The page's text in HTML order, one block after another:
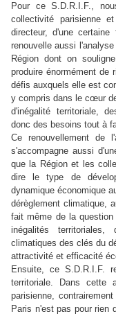
Pour ce S.D.R.I.F.,
collectivité parisienne
directeur, d'une
renouvelle aussi
Région dont on
produire énormément de
défis auxquels elle est
y compris dans le cœur
d'inégalité territoriale,
donc des besoins tout à
Ce renouvellement de
s'accompagne aussi
que la Région et les
dire le type de
dynamique économique
dérèglement climatique,
fait même de la
inégalités
climatiques des clés du
attractivité et efficacité
Ensuite, ce S.D.R.I.F.
territoriale. Dans cette
parisienne,
Paris n'est pas pour rien